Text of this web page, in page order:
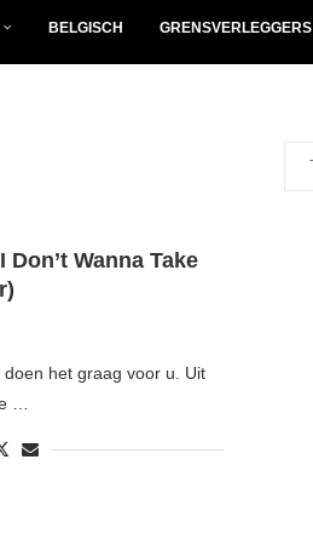
BELGISCH GRENSVERLEGGERS
Don’t Wanna Take
het graag voor u. Uit
…